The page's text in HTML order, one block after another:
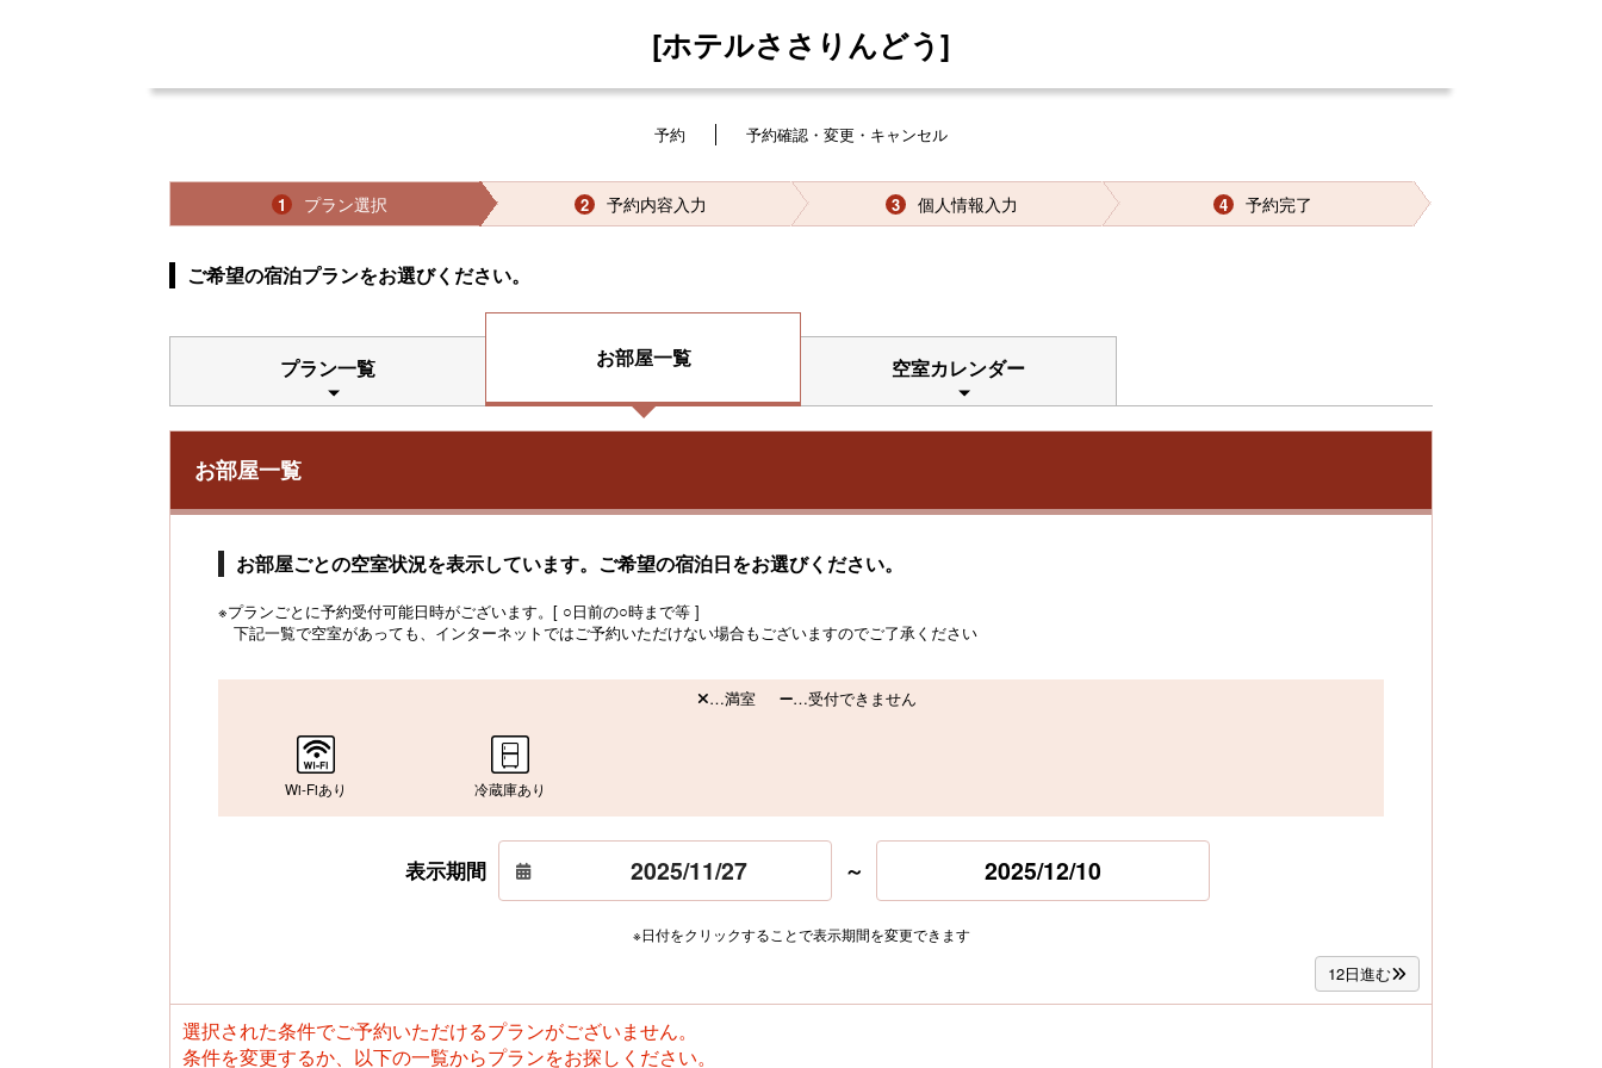
[ホテルささりんどう]
予約 予約確認・変更・キャンセル
1 プラン選択 2 予約内容入力 3 個人情報入力 4 予約完了
ご希望の宿泊プランをお選びください。
プラン一覧 お部屋一覧 空室カレンダー
お部屋一覧
お部屋ごとの空室状況を表示しています。ご希望の宿泊日をお選びください。
※プランごとに予約受付可能日時がございます。[ ○日前の○時まで等 ]
下記一覧で空室があっても、インターネットではご予約いただけない場合もございますのでご了承ください
…満室 …受付できません
Wi-Fiあり 冷蔵庫あり
表示期間 ～ 2025/12/10
※日付をクリックすることで表示期間を変更できます
12日進む
選択された条件でご予約いただけるプランがございません。
条件を変更するか、以下の一覧からプランをお探しください。